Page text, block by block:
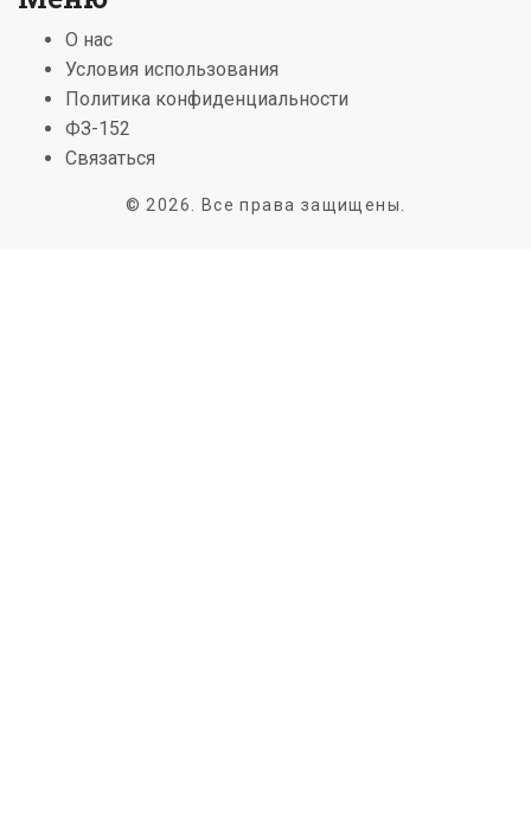
О нас
Условия использования
Политика конфиденциальности
ФЗ-152
Связаться
© 2026. Все права защищены.